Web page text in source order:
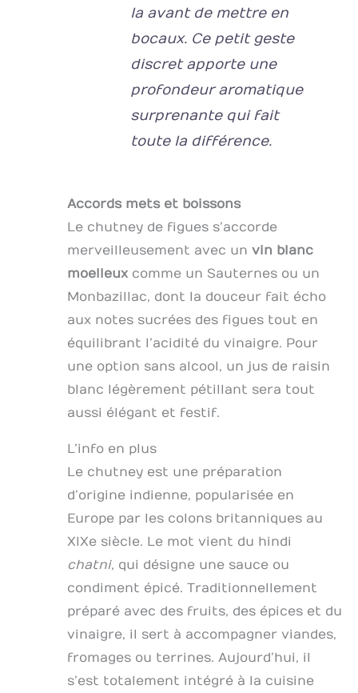
la avant de mettre en
bocaux. Ce petit geste
discret apporte une
profondeur aromatique
surprenante qui fait
toute la différence.
Accords mets et boissons
Le chutney de figues s’accorde
merveilleusement avec un vin blanc
moelleux comme un Sauternes ou un
Monbazillac, dont la douceur fait écho
aux notes sucrées des figues tout en
équilibrant l’acidité du vinaigre. Pour
une option sans alcool, un jus de raisin
blanc légèrement pétillant sera tout
aussi élégant et festif.
L’info en plus
Le chutney est une préparation
d’origine indienne, popularisée en
Europe par les colons britanniques au
XIXe siècle. Le mot vient du hindi
chatni, qui désigne une sauce ou
condiment épicé. Traditionnellement
préparé avec des fruits, des épices et du
vinaigre, il sert à accompagner viandes,
fromages ou terrines. Aujourd’hui, il
s’est totalement intégré à la cuisine